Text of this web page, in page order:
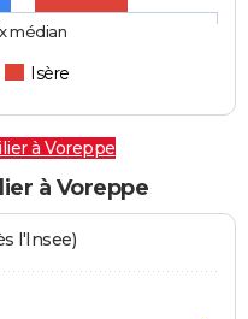
Isère
médian
à Voreppe
à Voreppe
l'Insee)